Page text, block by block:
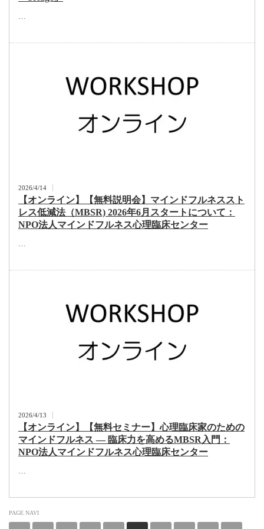
…
2026/4/14
【オンライン】【無料説明会】マインドフルネススト
レス低減法（MBSR) 2026年6月スタートについて：
NPO法人マインドフルネス心理臨床センター
…
2026/4/13
【オンライン】【無料セミナー】心理臨床家のための
マインドフルネス ― 臨床力を高めるMBSR入門：
NPO法人マインドフルネス心理臨床センター
…
PAGE NAVI